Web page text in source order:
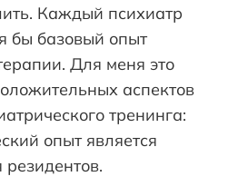
Каждый психиатр
бы базовый опыт
Для меня это
аспектов
тренинга:
опыт является